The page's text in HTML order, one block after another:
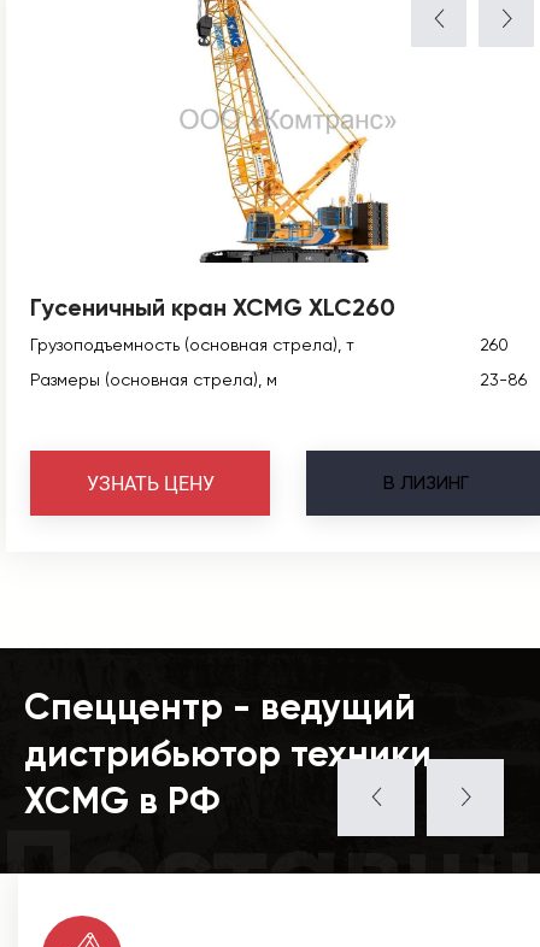
Гусеничный кран XCMG XLC260
Грузоподъемность (основная стрела), т
260
Размеры (основная стрела), м
23-86
В ЛИЗИНГ
УЗНАТЬ ЦЕНУ
Спеццентр - ведущий
дистрибьютор техники
XCMG в РФ